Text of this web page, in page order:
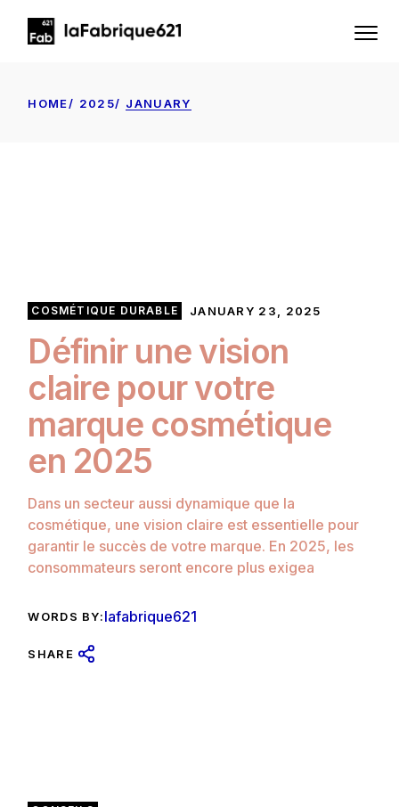
content
HOME 2025 JANUARY
COSMÉTIQUE DURABLE JANUARY 23, 2025
Définir une vision
claire pour votre
marque cosmétique
en 2025
Dans un secteur aussi dynamique que la
cosmétique, une vision claire est essentielle pour
garantir le succès de votre marque. En 2025, les
consommateurs seront encore plus exigea
WORDS BY:lafabrique621
SHARE